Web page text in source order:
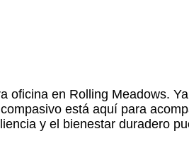
en Rolling Meadows.
está aquí para
y el bienestar duradero